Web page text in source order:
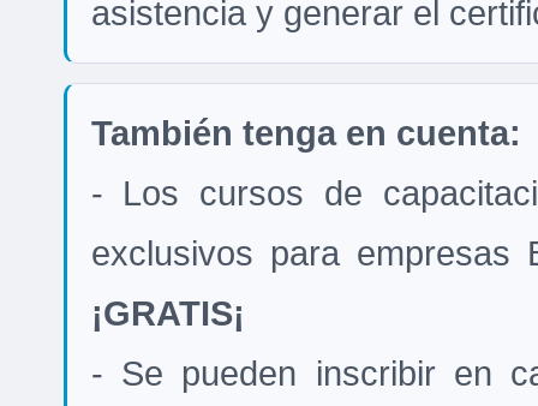
asistencia y generar el
También tenga en cuenta:
- Los cursos de
exclusivos para empresas
¡GRATIS¡
- Se pueden inscribir en